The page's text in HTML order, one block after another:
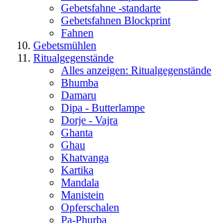
Gebetsfahne -standarte
Gebetsfahnen Blockprint
Fahnen
Gebetsmühlen
Ritualgegenstände
Alles anzeigen: Ritualgegenstände
Bhumba
Damaru
Dipa - Butterlampe
Dorje - Vajra
Ghanta
Ghau
Khatvanga
Kartika
Mandala
Manistein
Opferschalen
Pa-Phurba